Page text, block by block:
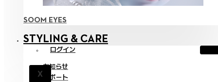
SOOM EYES
STYLING & CARE
ログイン
X
お知らせ
サポート